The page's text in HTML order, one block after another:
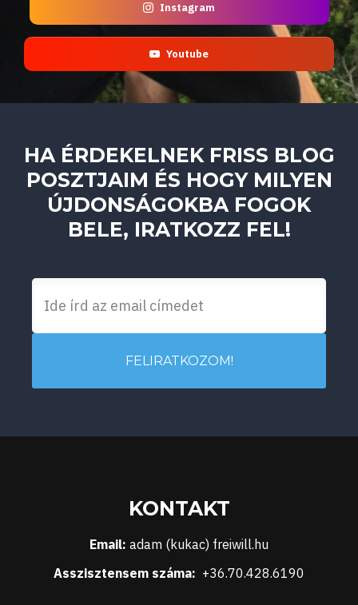
Instagram
Youtube
HA ÉRDEKELNEK FRISS BLOG
POSZTJAIM ÉS HOGY MILYEN
ÚJDONSÁGOKBA FOGOK
BELE, IRATKOZZ FEL!
FELIRATKOZOM!
KONTAKT
Email: adam (kukac) freiwill.hu
Asszisztensem száma: +36.70.428.6190